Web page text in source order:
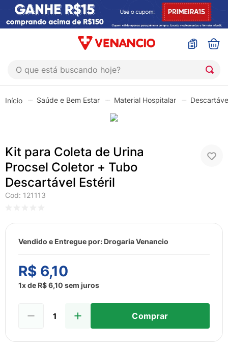
O que está buscando hoje?
Saúde e Bem Estar Material Hospitalar
Kit para Coleta de Urina
Procsel Coletor + Tubo
Descartável Estéril
Cod: 121113
Vendido e Entregue por: Drogaria Venancio
R$ 6,10
1x de R$6,10 sem juros
Comprar
1º
sinustrat
4º
shampoo
admuc
lenço umedecido